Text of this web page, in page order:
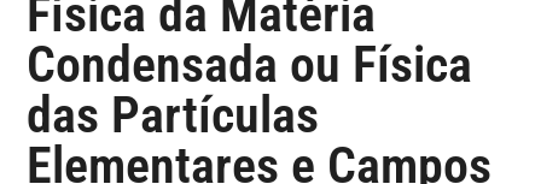
Física da Matéria
Condensada ou Física
das Partículas
Elementares e Campos